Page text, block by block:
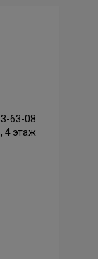
63-08
4 этаж